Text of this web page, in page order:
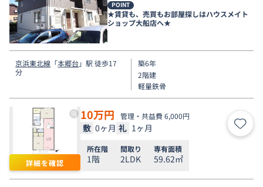
POINT
★賃貸も、売買もお部屋探しはハウスメイト
ショップ大船店へ★
京浜東北線 「本郷台」駅 徒歩17
分
築6年
2階建
軽量鉄骨
詳細を確認
10万円 管理・共益費 6,000円
敷 0ヶ月 礼 1ヶ月 お気
所在階
1階
間取り
2LDK
専有面積
59.62㎡